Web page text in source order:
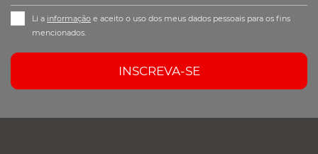
Li a informação e aceito o uso dos meus dados pessoais para os fins
mencionados.
INSCREVA-SE